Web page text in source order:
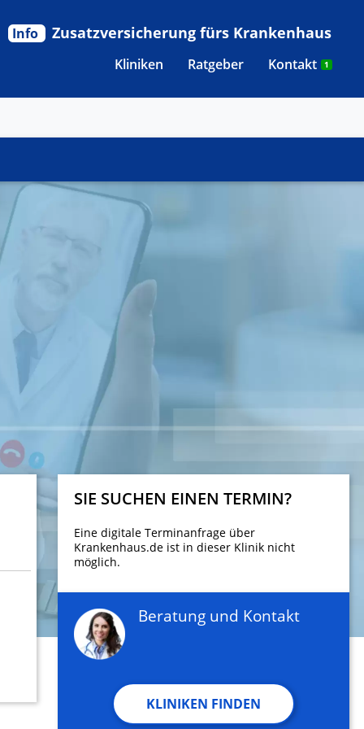
Kliniken Ratgeber Kontakt 1
Info Zusatzversicherung fürs Krankenhaus
SIE SUCHEN EINEN TERMIN?
Eine digitale Terminanfrage über
Krankenhaus.de ist in dieser Klinik nicht
möglich.
Beratung und Kontakt
KLINIKEN FINDEN